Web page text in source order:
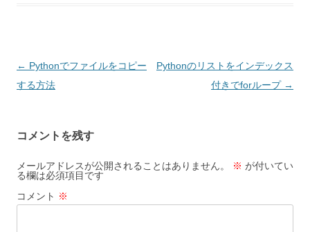
投
稿
ゲ
ー
シ
ョ
← Pythonでファイルをコピー
する方法
Pythonのリストをインデックス
付きでforループ →
コメントを残す
メールアドレスが公開されることはありません。 ※ が付いてい
る欄は必須項目です
コメント ※